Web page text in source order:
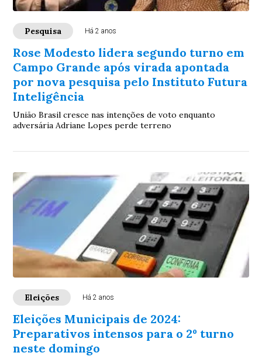
Pesquisa Há 2 anos
Rose Modesto lidera segundo turno em
Campo Grande após virada apontada
por nova pesquisa pelo Instituto Futura
Inteligência
União Brasil cresce nas intenções de voto enquanto
adversária Adriane Lopes perde terreno
Eleições Há 2 anos
Eleições Municipais de 2024:
Preparativos intensos para o 2º turno
neste domingo